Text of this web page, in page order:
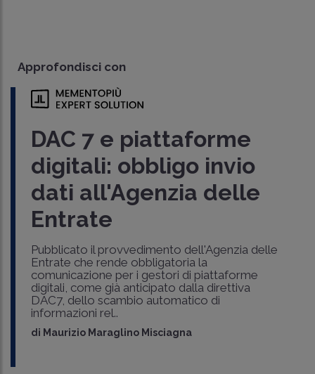
Approfondisci con
DAC 7 e piattaforme
digitali: obbligo invio
dati all'Agenzia delle
Entrate
Pubblicato il provvedimento dell'Agenzia delle
Entrate che rende obbligatoria la
comunicazione per i gestori di piattaforme
digitali, come già anticipato dalla direttiva
DAC7, dello scambio automatico di
informazioni rel..
di Maurizio Maraglino Misciagna